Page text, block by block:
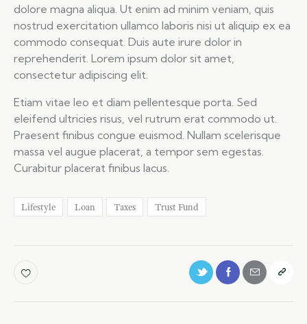
dolore magna aliqua. Ut enim ad minim veniam, quis
nostrud exercitation ullamco laboris nisi ut aliquip ex ea
commodo consequat. Duis aute irure dolor in
reprehenderit. Lorem ipsum dolor sit amet,
consectetur adipiscing elit.
Etiam vitae leo et diam pellentesque porta. Sed
eleifend ultricies risus, vel rutrum erat commodo ut.
Praesent finibus congue euismod. Nullam scelerisque
massa vel augue placerat, a tempor sem egestas.
Curabitur placerat finibus lacus.
Lifestyle Loan Taxes Trust Fund